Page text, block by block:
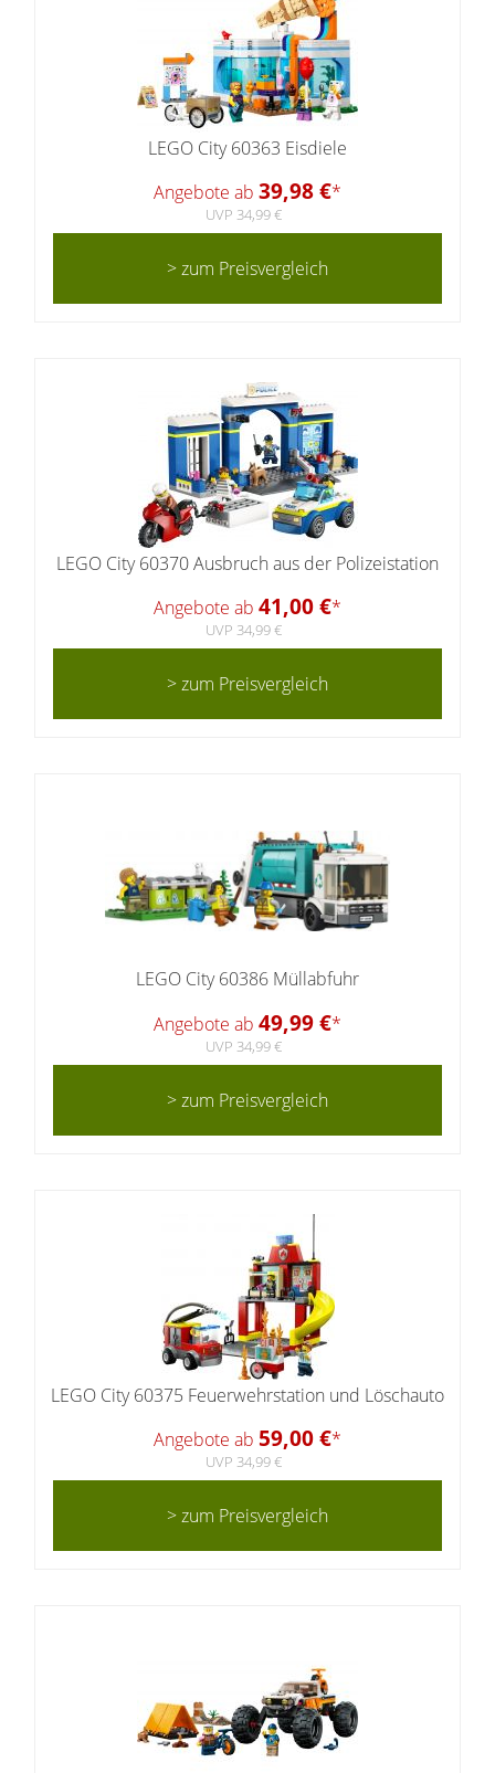
LEGO City 60363 Eisdiele
Angebote ab 39,98 €*
UVP 34,99 €
> zum Preisvergleich
LEGO City 60370 Ausbruch aus der Polizeistation
Angebote ab 41,00 €*
UVP 34,99 €
> zum Preisvergleich
LEGO City 60386 Müllabfuhr
Angebote ab 49,99 €*
UVP 34,99 €
> zum Preisvergleich
LEGO City 60375 Feuerwehrstation und Löschauto
Angebote ab 59,00 €*
UVP 34,99 €
> zum Preisvergleich